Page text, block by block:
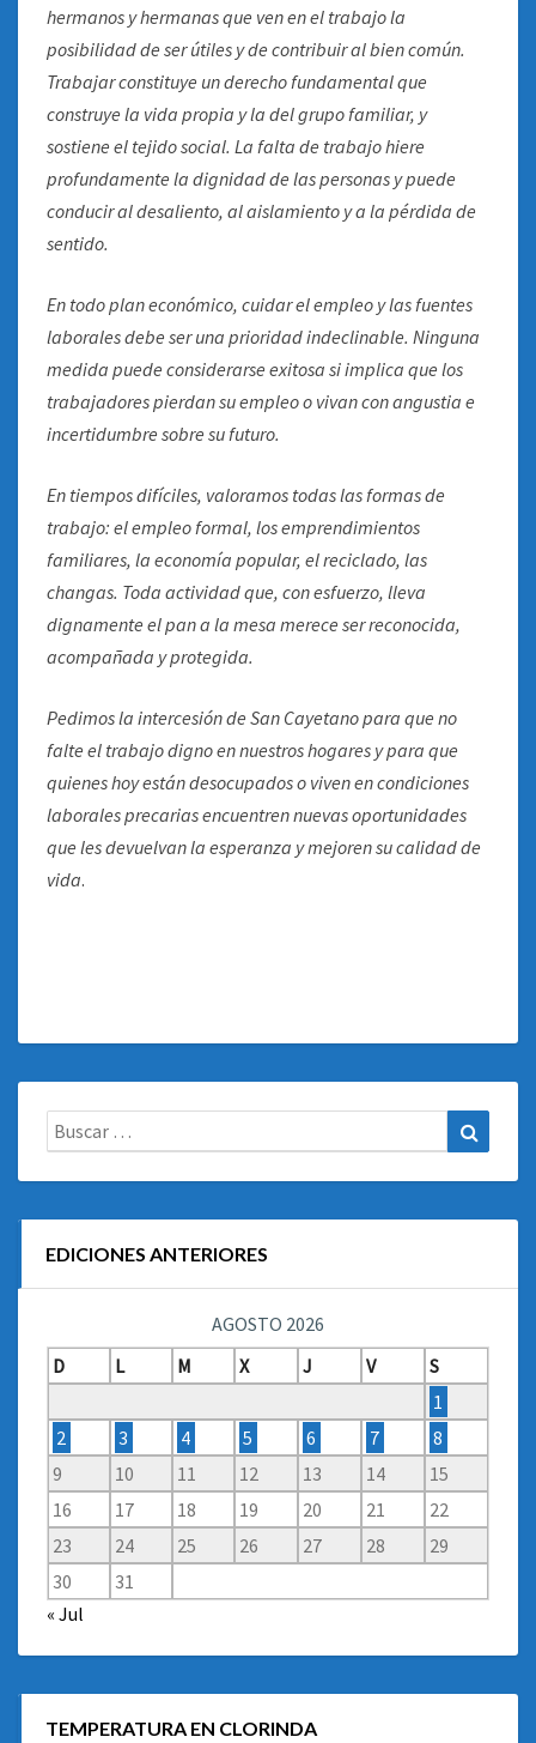
hermanos y hermanas que ven en el trabajo la
posibilidad de ser útiles y de contribuir al bien común.
Trabajar constituye un derecho fundamental que
construye la vida propia y la del grupo familiar, y
sostiene el tejido social. La falta de trabajo hiere
profundamente la dignidad de las personas y puede
conducir al desaliento, al aislamiento y a la pérdida de
sentido.
En todo plan económico, cuidar el empleo y las fuentes
laborales debe ser una prioridad indeclinable. Ninguna
medida puede considerarse exitosa si implica que los
trabajadores pierdan su empleo o vivan con angustia e
incertidumbre sobre su futuro.
En tiempos difíciles, valoramos todas las formas de
trabajo: el empleo formal, los emprendimientos
familiares, la economía popular, el reciclado, las
changas. Toda actividad que, con esfuerzo, lleva
dignamente el pan a la mesa merece ser reconocida,
acompañada y protegida.
Pedimos la intercesión de San Cayetano para que no
falte el trabajo digno en nuestros hogares y para que
quienes hoy están desocupados o viven en condiciones
laborales precarias encuentren nuevas oportunidades
que les devuelvan la esperanza y mejoren su calidad de
vida.
Buscar:
EDICIONES ANTERIORES
AGOSTO 2026
D
L M X J V
S
1
2
3 4 5 6 7
8
9
10 11 12 13 14
15
16
17 18 19 20 21
22
23
24 25 26 27 28
29
30
31
« Jul
TEMPERATURA EN CLORINDA